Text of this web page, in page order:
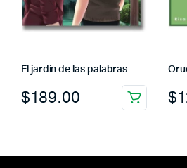
El jardín de las palabras
$189.00 $